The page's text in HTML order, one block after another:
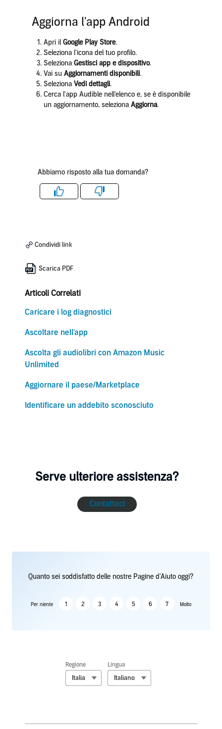
Aggiorna l'app Android
Apri il Google Play Store.
Seleziona l'icona del tuo profilo.
Seleziona Gestisci app e dispositivo.
Vai su Aggiornamenti disponibili.
SelezionaVedi dettagli.
Cerca l'app Audible nell'elenco e, se è disponibile
un aggiornamento, seleziona Aggiorna.
Abbiamo risposto alla tua domanda?
Like Dislike
Condividi link
Scarica PDF
Articoli Correlati
Caricare i log diagnostici
Ascoltare nell'app
Ascolta gli audiolibri con Amazon Music
Unlimited
Aggiornare il paese/Marketplace
Identificare un addebito sconosciuto
Serve ulteriore assistenza?
Contattaci
Quanto sei soddisfatto delle nostre Pagine d'Aiuto oggi?
Per niente 1 2 3 4 5 6 7 Molto
Regione
Italia
Lingua
Italiano